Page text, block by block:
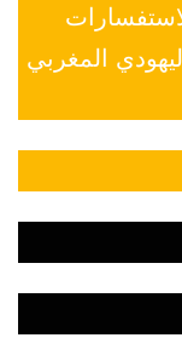
المغربي